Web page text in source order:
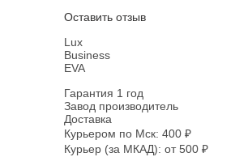
Оставить отзыв
Lux
Business
EVA
Гарантия 1 год
Завод производитель
Доставка
Курьером по Мск: 400 ₽
Курьер (за МКАД): от 500 ₽